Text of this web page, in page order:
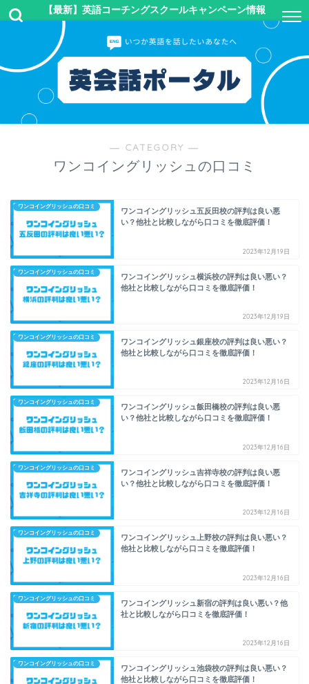
【最新】英語コーチングスクールキャンペーン情報
― CATEGORY ―
ワンコイングリッシュの口コミ
ワンコイングリッシュの口コミ
ワンコイングリッシュ五反田校の評判は良い悪
い？他社と比較しながら口コミを徹底評価！
2023年12月19日
ワンコイングリッシュの口コミ
ワンコイングリッシュ横浜校の評判は良い悪い？
他社と比較しながら口コミを徹底評価！
2023年12月19日
ワンコイングリッシュの口コミ
ワンコイングリッシュ銀座校の評判は良い悪い？
他社と比較しながら口コミを徹底評価！
2023年12月16日
ワンコイングリッシュの口コミ
ワンコイングリッシュ飯田橋校の評判は良い悪
い？他社と比較しながら口コミを徹底評価！
2023年12月16日
ワンコイングリッシュの口コミ
ワンコイングリッシュ吉祥寺校の評判は良い悪
い？他社と比較しながら口コミを徹底評価！
2023年12月16日
ワンコイングリッシュの口コミ
ワンコイングリッシュ上野校の評判は良い悪い？
他社と比較しながら口コミを徹底評価！
2023年12月16日
ワンコイングリッシュの口コミ
ワンコイングリッシュ新宿の評判は良い悪い？他
社と比較しながら口コミを徹底評価！
2023年12月16日
ワンコイングリッシュの口コミ
ワンコイングリッシュ池袋校の評判は良い悪い？
他社と比較しながら口コミを徹底評価！